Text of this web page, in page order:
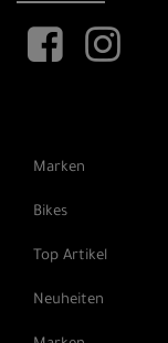
Marken
Bikes
Top Artikel
Neuheiten